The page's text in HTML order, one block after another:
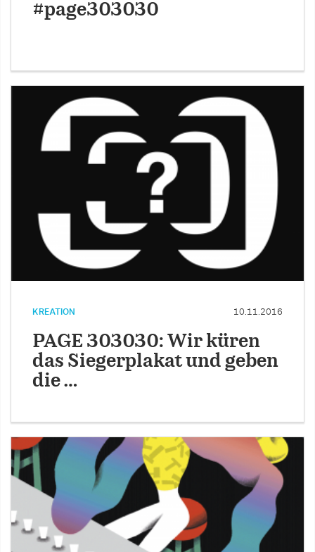
#page303030
KREATION 10.11.2016
PAGE 303030: Wir küren
das Siegerplakat und geben
die …